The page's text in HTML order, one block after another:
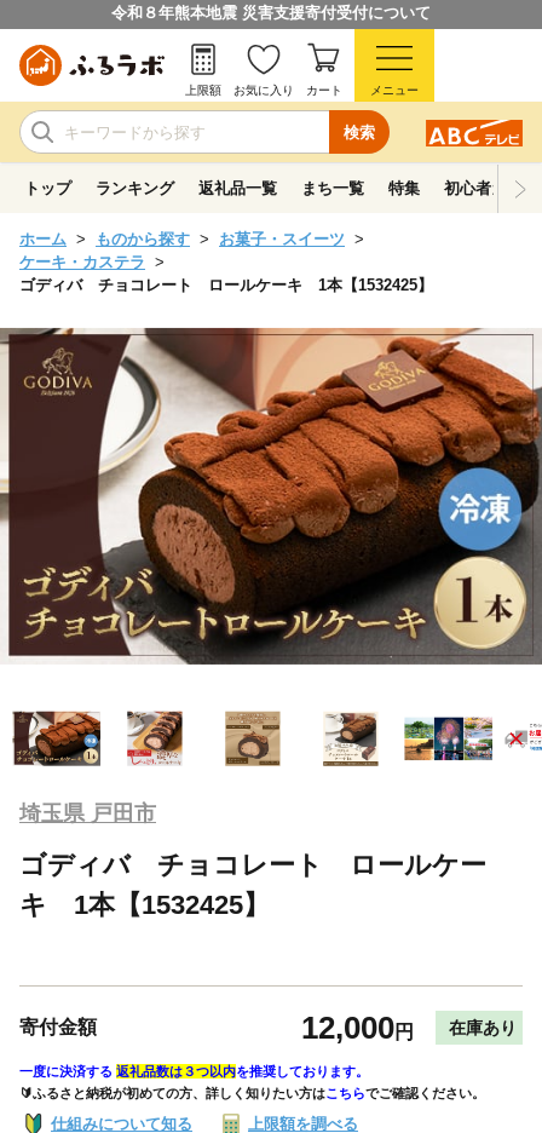
令和８年熊本地震 災害支援寄付受付について
検索
上限額 お気に入り カート メニュー
トップ ランキング 返礼品一覧 まち一覧 特集 初心者ガイド
ホーム ものから探す
お菓子・スイーツ
ケーキ・カステラ
ゴディバ チョコレート ロールケーキ 1本【1532425】
埼玉県 戸田市
ゴディバ チョコレート ロールケー
キ 1本【1532425】
寄付金額 12,000円 在庫あり
一度に決済する 返礼品数は３つ以内を推奨しております。
🔰ふるさと納税が初めての方、詳しく知りたい方はこちらでご確認ください。
仕組みについて知る 上限額を調べる